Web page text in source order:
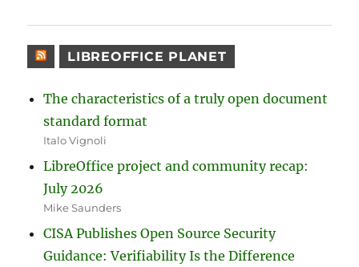
LIBREOFFICE PLANET
The characteristics of a truly open document
standard format
Italo Vignoli
LibreOffice project and community recap:
July 2026
Mike Saunders
CISA Publishes Open Source Security
Guidance: Verifiability Is the Difference